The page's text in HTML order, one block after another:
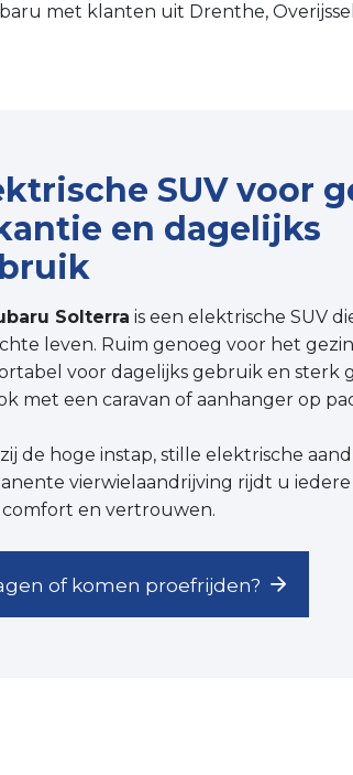
met klanten uit Drenthe,
SUV voor
en dagelijks
Solterra is een elektrische SUV
leven. Ruim genoeg voor het
voor dagelijks gebruik en sterk
met een caravan of aanhanger op
de hoge instap, stille elektrische
vierwielaandrijving rijdt u
en vertrouwen.
of komen proefrijden?